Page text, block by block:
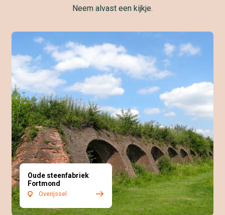
Neem alvast een kijkje.
Oude steenfabriek
Fortmond
Overijssel